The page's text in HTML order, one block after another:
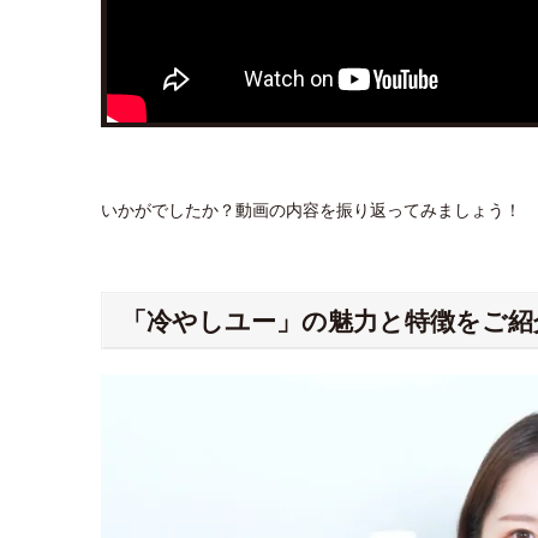
いかがでしたか？動画の内容を振り返ってみましょう！
「冷やしユー」の魅力と特徴をご